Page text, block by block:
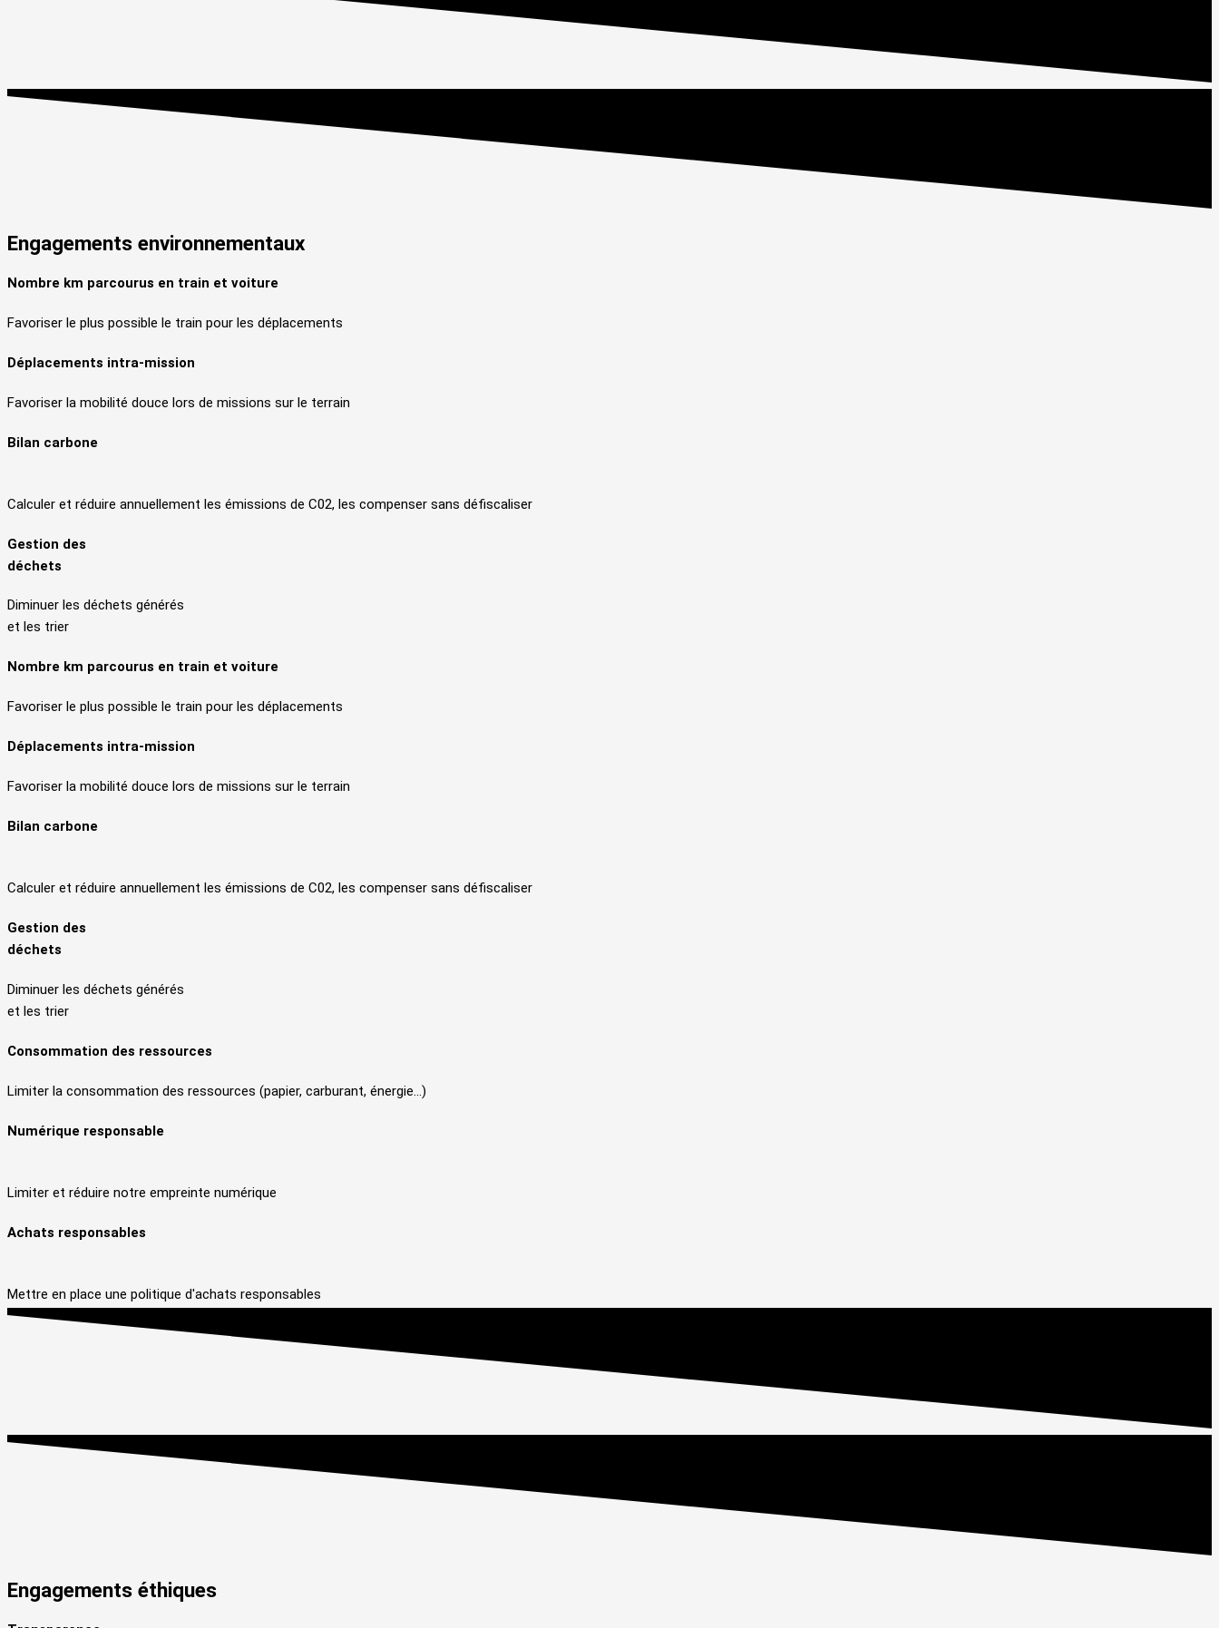
Engagements environnementaux
Nombre km parcourus en train et voiture
Favoriser le plus possible le train pour les déplacements
Déplacements intra-mission
Favoriser la mobilité douce lors de missions sur le terrain
Bilan carbone
Calculer et réduire annuellement les émissions de C02, les compenser sans défiscaliser
Gestion des
déchets
Diminuer les déchets générés
et les trier
Nombre km parcourus en train et voiture
Favoriser le plus possible le train pour les déplacements
Déplacements intra-mission
Favoriser la mobilité douce lors de missions sur le terrain
Bilan carbone
Calculer et réduire annuellement les émissions de C02, les compenser sans défiscaliser
Gestion des
déchets
Diminuer les déchets générés
et les trier
Consommation des ressources
Limiter la consommation des ressources (papier, carburant, énergie...)
Numérique responsable
Limiter et réduire notre empreinte numérique
Achats responsables
Mettre en place une politique d'achats responsables
Engagements éthiques